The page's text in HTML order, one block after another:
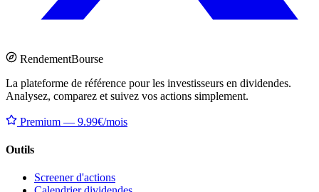
RendementBourse
La plateforme de référence pour les investisseurs en dividendes.
Analysez, comparez et suivez vos actions simplement.
Premium — 9.99€/mois
Outils
Screener d'actions